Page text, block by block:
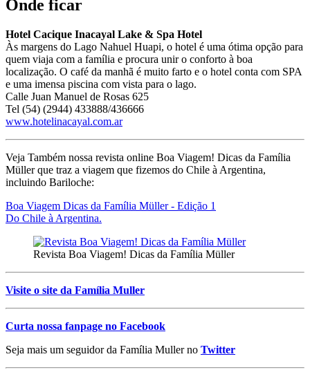
Onde ficar
Hotel Cacique Inacayal Lake & Spa Hotel
Às margens do Lago Nahuel Huapi, o hotel é uma ótima opção para
quem viaja com a família e procura unir o conforto à boa
localização. O café da manhã é muito farto e o hotel conta com SPA
e uma imensa piscina com vista para o lago.
Calle Juan Manuel de Rosas 625
Tel (54) (2944) 433888/436666
www.hotelinacayal.com.ar
Veja Também nossa revista online Boa Viagem! Dicas da Família
Müller que traz a viagem que fizemos do Chile à Argentina,
incluindo Bariloche:
Boa Viagem Dicas da Família Müller - Edição 1
Do Chile à Argentina.
Revista Boa Viagem! Dicas da Família Müller
Visite o site da Família Muller
Curta nossa fanpage no Facebook
Seja mais um seguidor da Família Muller no Twitter